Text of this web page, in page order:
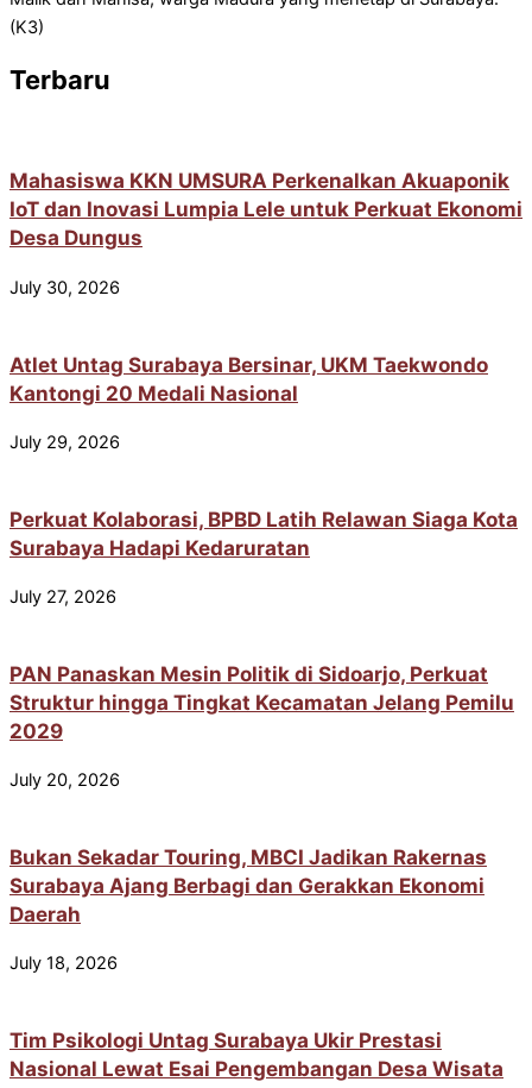
(K3)
Terbaru
Mahasiswa KKN UMSURA Perkenalkan Akuaponik
IoT dan Inovasi Lumpia Lele untuk Perkuat Ekonomi
Desa Dungus
July 30, 2026
Atlet Untag Surabaya Bersinar, UKM Taekwondo
Kantongi 20 Medali Nasional
July 29, 2026
Perkuat Kolaborasi, BPBD Latih Relawan Siaga Kota
Surabaya Hadapi Kedaruratan
July 27, 2026
PAN Panaskan Mesin Politik di Sidoarjo, Perkuat
Struktur hingga Tingkat Kecamatan Jelang Pemilu
2029
July 20, 2026
Bukan Sekadar Touring, MBCI Jadikan Rakernas
Surabaya Ajang Berbagi dan Gerakkan Ekonomi
Daerah
July 18, 2026
Tim Psikologi Untag Surabaya Ukir Prestasi
Nasional Lewat Esai Pengembangan Desa Wisata